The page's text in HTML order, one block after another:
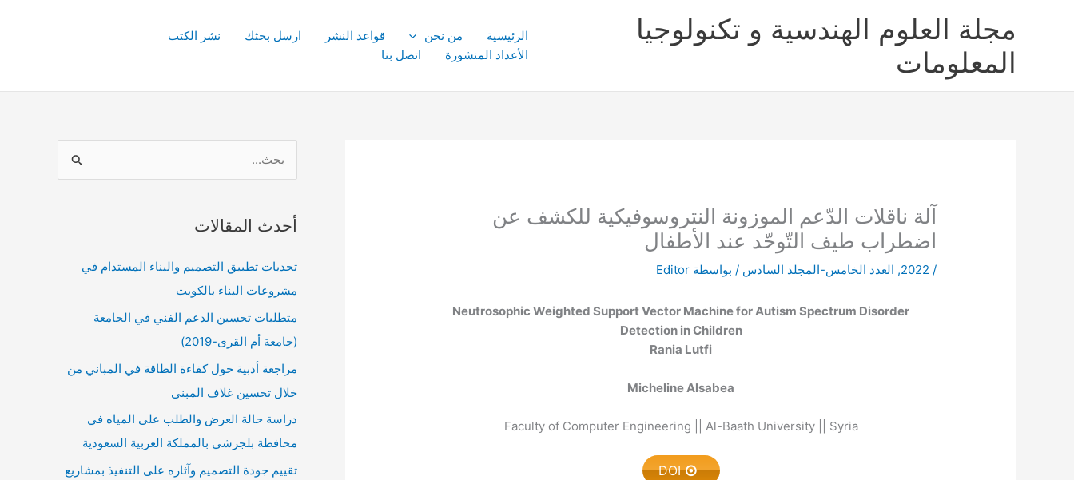
مجلة العلوم الهندسية و تكنولوجيا
المعلومات
الرئيسية من نحن قواعد النشر ارسل بحثك
نشر الكتب
الأعداد المنشورة
اتصل بنا
آلة ناقلات الدّعم الموزونة النتروسوفيكية للكشف عن
اضطراب طيف التّوحّد عند الأطفال
/
2022
, العدد الخامس-المجلد السادس / بواسطة Editor
Neutrosophic Weighted Support Vector Machine for Autism Spectrum Disorder
Detection in Children
Rania Lutfi
Micheline Alsabea
Faculty of Computer Engineering || Al-Baath University || Syria
DOI
حأحدث المقالات
تحديات تطبيق التصميم والبناء المستدام في
مشروعات البناء بالكويت
متطلبات تحسين الدعم الفني في الجامعة
(جامعة أم القرى-2019)
مراجعة أدبية حول كفاءة الطاقة في المباني من
خلال تحسين غلاف المبنى
دراسة حالة العرض والطلب على المياه في
محافظة بلجرشي بالمملكة العربية السعودية
تقييم جودة التصميم وآثاره على التنفيذ بمشاريع